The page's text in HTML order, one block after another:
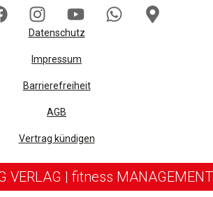
Datenschutz
Impressum
Barrierefreiheit
AGB
Vertrag kündigen
VERLAG | fitness MANAGEMENT